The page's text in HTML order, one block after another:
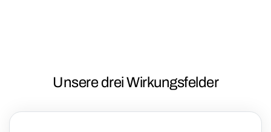
Unsere drei Wirkungsfelder